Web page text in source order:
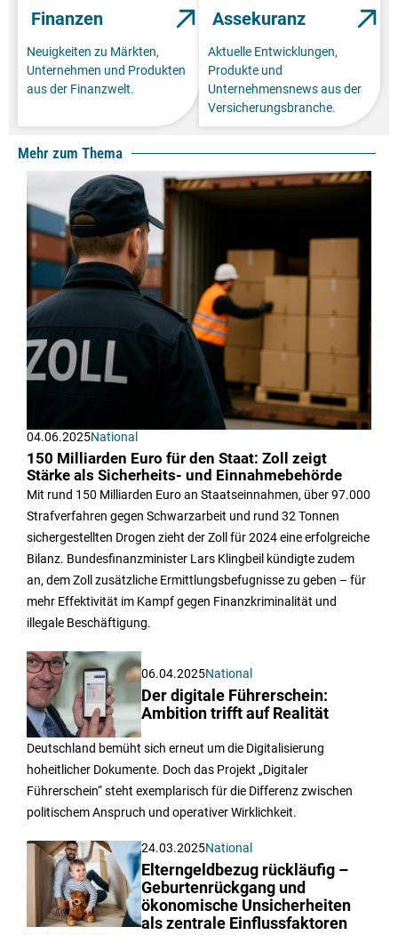
Finanzen
Neuigkeiten zu Märkten,
Unternehmen und Produkten
aus der Finanzwelt.
Assekuranz
Aktuelle Entwicklungen,
Produkte und
Unternehmensnews aus der
Versicherungsbranche.
Mehr zum Thema
04.06.2025National
150 Milliarden Euro für den Staat: Zoll zeigt
Stärke als Sicherheits- und Einnahmebehörde
Mit rund 150 Milliarden Euro an Staatseinnahmen, über 97.000
Strafverfahren gegen Schwarzarbeit und rund 32 Tonnen
sichergestellten Drogen zieht der Zoll für 2024 eine erfolgreiche
Bilanz. Bundesfinanzminister Lars Klingbeil kündigte zudem
an, dem Zoll zusätzliche Ermittlungsbefugnisse zu geben – für
mehr Effektivität im Kampf gegen Finanzkriminalität und
illegale Beschäftigung.
06.04.2025National
Der digitale Führerschein:
Ambition trifft auf Realität
Deutschland bemüht sich erneut um die Digitalisierung
hoheitlicher Dokumente. Doch das Projekt „Digitaler
Führerschein“ steht exemplarisch für die Differenz zwischen
politischem Anspruch und operativer Wirklichkeit.
24.03.2025National
Elterngeldbezug rückläufig –
Geburtenrückgang und
ökonomische Unsicherheiten
als zentrale Einflussfaktoren